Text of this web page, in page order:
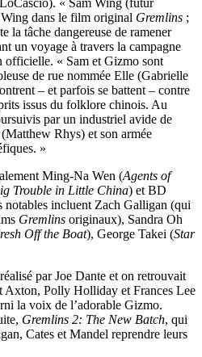
« Sam Wing (futur
dans le film original Gremlins ;
la tâche dangereuse de ramener
un voyage à travers la campagne
officielle. « Sam et Gizmo sont
de rue nommée Elle (Gabrielle
– et parfois se battent – contre
issus du folklore chinois. Au
par un industriel avide de
Rhys) et son armée
»
Ming-Na Wen (Agents of
Trouble in Little China) et BD
notables incluent Zach Galligan (qui
Gremlins originaux), Sandra Oh
Off the Boat), George Takei (Star
par Joe Dante et on retrouvait
Axton, Polly Holliday et Frances Lee
la voix de l’adorable Gizmo.
Gremlins 2: The New Batch, qui
Cates et Mandel reprendre leurs